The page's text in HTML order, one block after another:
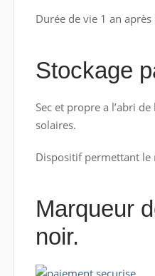
Durée de vie 1 an
Stockage
Sec et propre a l’abri
solaires.
Dispositif permettant le
Marqueur
noir.